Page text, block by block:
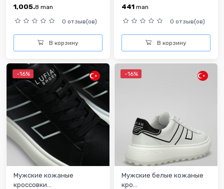
1,005.8 man
0 отзыв(ов)
В корзину
441 man
0 отзыв(ов)
В корзину
-16%
Мужские кожаные
кроссовки...
-16%
Мужские белые кожаные
кро...